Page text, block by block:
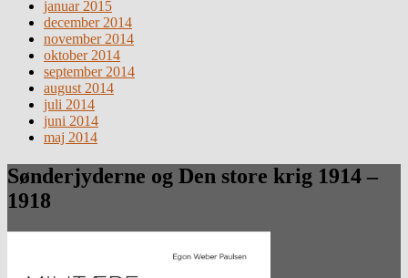
januar 2015
december 2014
november 2014
oktober 2014
september 2014
august 2014
juli 2014
juni 2014
maj 2014
Sønderjyderne og Den store krig 1914 –
1918